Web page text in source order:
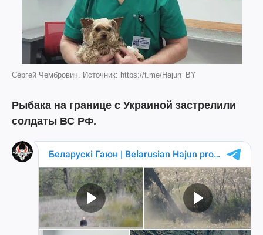
Сергей Чембрович. Источник: https://t.me/Hajun_BY
Рыбака на границе с Украиной застрелили
солдаты ВС РФ.